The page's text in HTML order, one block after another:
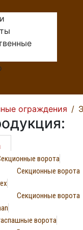
ограждения
ворота
Секционные ворота
Секционные ворота
ворота